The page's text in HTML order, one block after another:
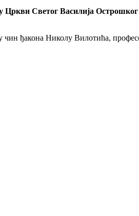
у Цркви Светог Василија
ђакона Николу Вилотића,